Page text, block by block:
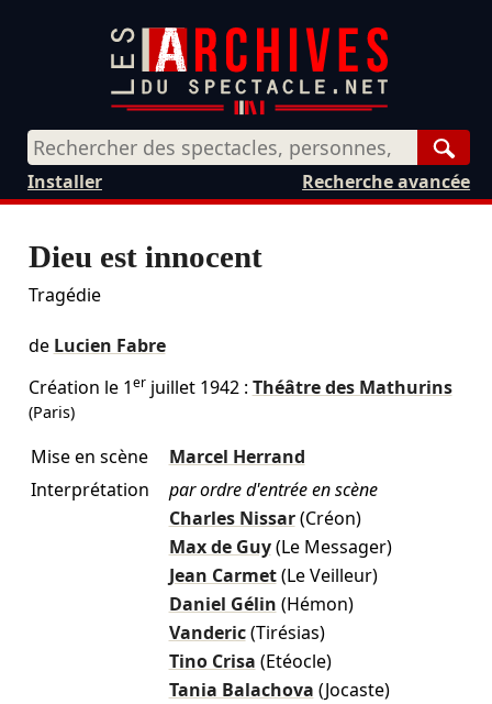
Recherche avancée
Installer
Dieu est innocent
Tragédie
de Lucien Fabre
Création le 1erjuillet 1942: Théâtre des Mathurins
(Paris)
Mise en scène
Marcel Herrand
Interprétation
par ordre d'entrée en scène
Charles Nissar (Créon)
Max de Guy (Le Messager)
Jean Carmet (Le Veilleur)
Daniel Gélin (Hémon)
Vanderic (Tirésias)
Tino Crisa (Etéocle)
Tania Balachova (Jocaste)